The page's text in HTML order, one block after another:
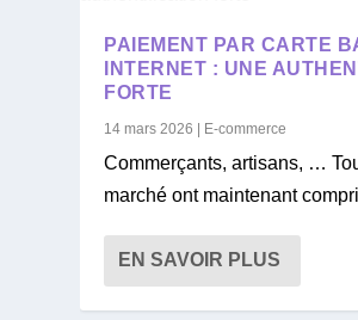
PAIEMENT PAR CARTE
INTERNET : UNE
FORTE
14 mars 2026 E-commerce
Commerçants, artisans, …
marché ont maintenant
EN SAVOIR PLUS